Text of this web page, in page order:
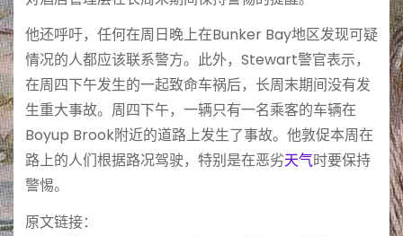
他还呼吁，任何在周日晚上在Bunker Bay地区发现可疑
情况的人都应该联系警方。此外，Stewart警官表示，
在周四下午发生的一起致命车祸后，长周末期间没有发
生重大事故。周四下午，一辆只有一名乘客的车辆在
Boyup Brook附近的道路上发生了事故。他敦促本周在
路上的人们根据路况驾驶，特别是在恶劣天气时要保持
警惕。
原文链接：